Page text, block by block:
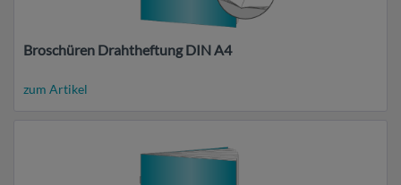
Broschüren Drahtheftung DIN A4
zum Artikel